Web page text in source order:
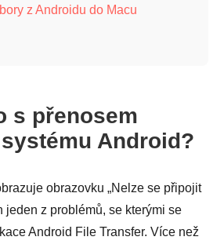
z Androidu do Macu
s přenosem
Android?
obrazovku „Nelze se připojit
jeden z problémů, se kterými se
Android File Transfer. Více než